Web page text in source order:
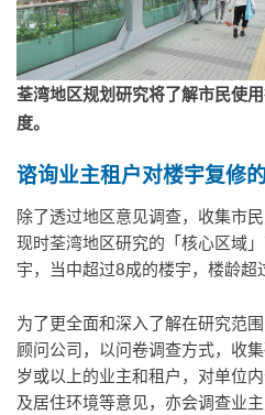
荃湾地区规划研究将了解市民使
度。
谘询业主租户对楼宇复修
除了透过地区意见调查，收集市
现时荃湾地区研究的「核心区域
宇，当中超过8成的楼宇，楼龄超
为了更全面和深入了解在研究范
顾问公司，以问卷调查方式，收
岁或以上的业主和租户，对单位
及居住环境等意见，亦会调查业